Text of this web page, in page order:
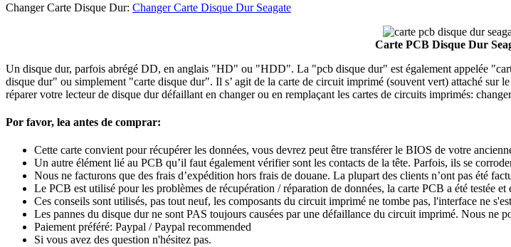
Changer Carte Disque Dur: Changer Carte Disque Dur Seagate
Carte PCB Disque Dur
Un disque dur, parfois abrégé DD, en anglais "HD" ou "HDD". La "pcb disque dur" est également appelée
disque dur" ou simplement "carte disque dur". Il s’ agit de la carte de circuit imprimé (souvent vert) attaché sur
réparer votre lecteur de disque dur défaillant en changer ou en remplaçant les cartes de circuits imprimés:
Por favor, lea antes de comprar:
Cette carte convient pour récupérer les données, vous devrez peut être transférer le BIOS de votre
Un autre élément lié au PCB qu’il faut également vérifier sont les contacts de la tête. Parfois, ils se
Nous ne facturons que des frais d’expédition hors frais de douane. La plupart des clients n’ont pas été
Le PCB est utilisé pour les problèmes de récupération / réparation de données, la carte PCB a été testée
Ces conseils sont utilisés, pas tout neuf, les composants du circuit imprimé ne tombe pas, l'interface ne
Les pannes du disque dur ne sont PAS toujours causées par une défaillance du circuit imprimé. Nous ne
Paiement préféré: Paypal / Paypal recommended
Si vous avez des question n'hésitez pas.